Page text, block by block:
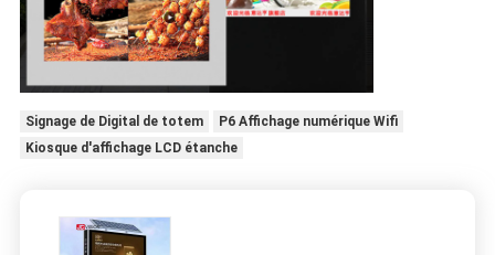
Signage de Digital de totem
P6 Affichage numérique Wifi
Kiosque d'affichage LCD étanche